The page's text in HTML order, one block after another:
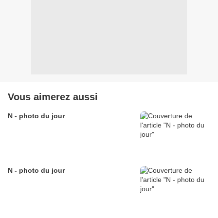
Vous aimerez aussi
N - photo du jour
N - photo du jour